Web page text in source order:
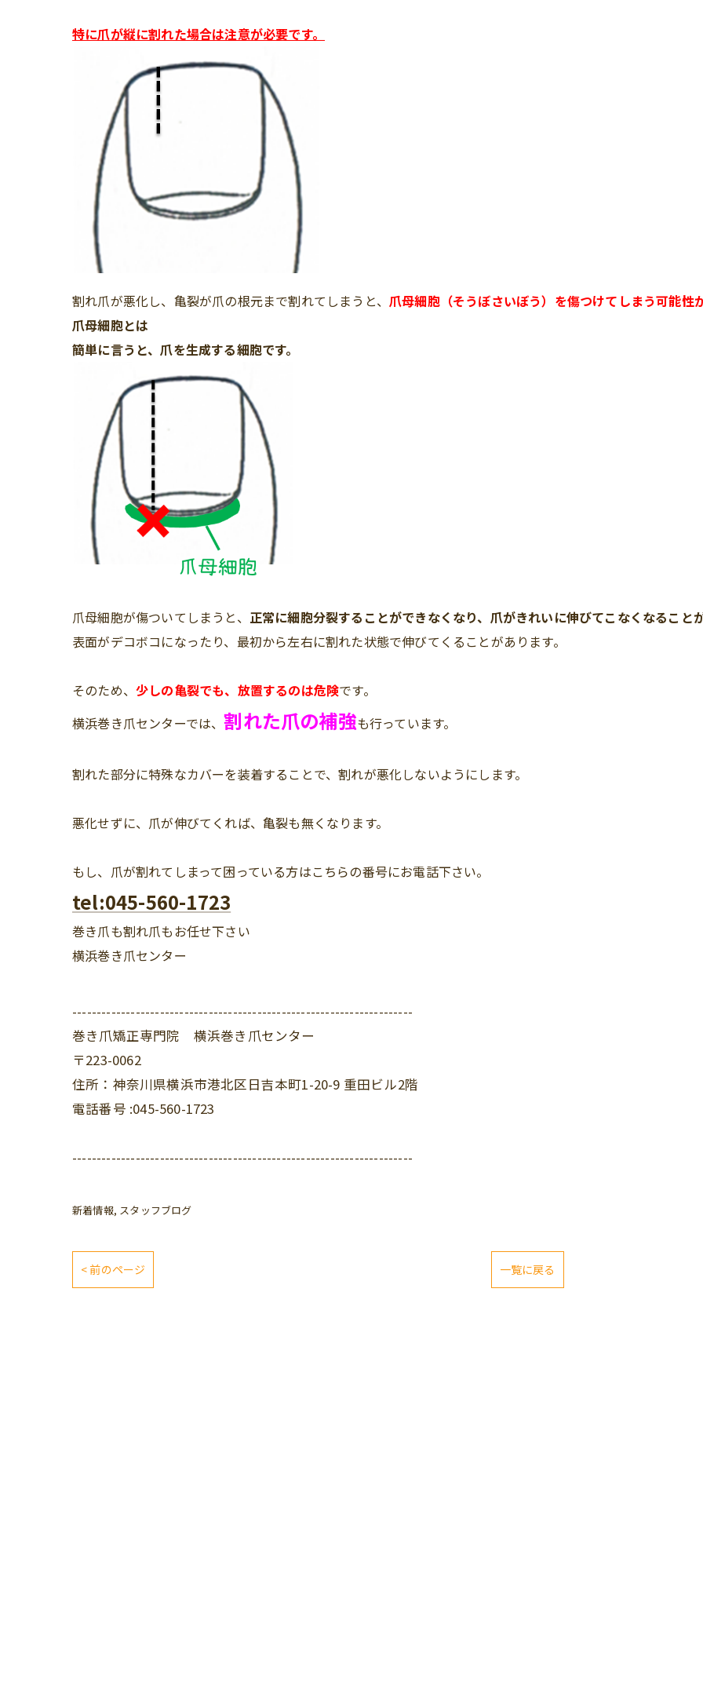
特に爪が縦に割れた場合は注意が必要です。
割れ爪が悪化し、亀裂が爪の根元まで割れてしまうと、 爪母細胞（そうぼさいぼう）を傷つけてしまう可能性
爪母細胞とは
簡単に言うと、爪を生成する細胞です。
爪母細胞が傷ついてしまうと、 正常に細胞分裂することができなくなり、爪がきれいに伸びてこなくなること
表面がデコボコになったり、最初から左右に割れた状態で伸びてくることがあります。
そのため、 少しの亀裂でも、放置するのは危険です。
横浜巻き爪センターでは、割れた爪の補強も行っています。
割れた部分に特殊なカバーを装着することで、割れが悪化しないようにします。
悪化せずに、爪が伸びてくれば、亀裂も無くなります。
もし、爪が割れてしまって困っている方はこちらの番号にお電話下さい。
tel:045-560-1723
巻き爪も割れ爪もお任せ下さい
横浜巻き爪センター
----------------------------------------------------------------------
巻き爪矯正専門院 横浜巻き爪センター
〒223-0062
住所：神奈川県横浜市港北区日吉本町1-20-9 重田ビル2階
電話番号 :045-560-1723
----------------------------------------------------------------------
新着情報 スタッフブログ
< 前のページ 一覧に戻る